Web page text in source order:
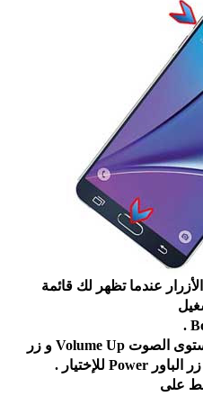
ﻋﻨﺪﻣﺎ ﺗﻈﻬﺮ ﻟﻚ ﻗﺎﺋﻤﺔ